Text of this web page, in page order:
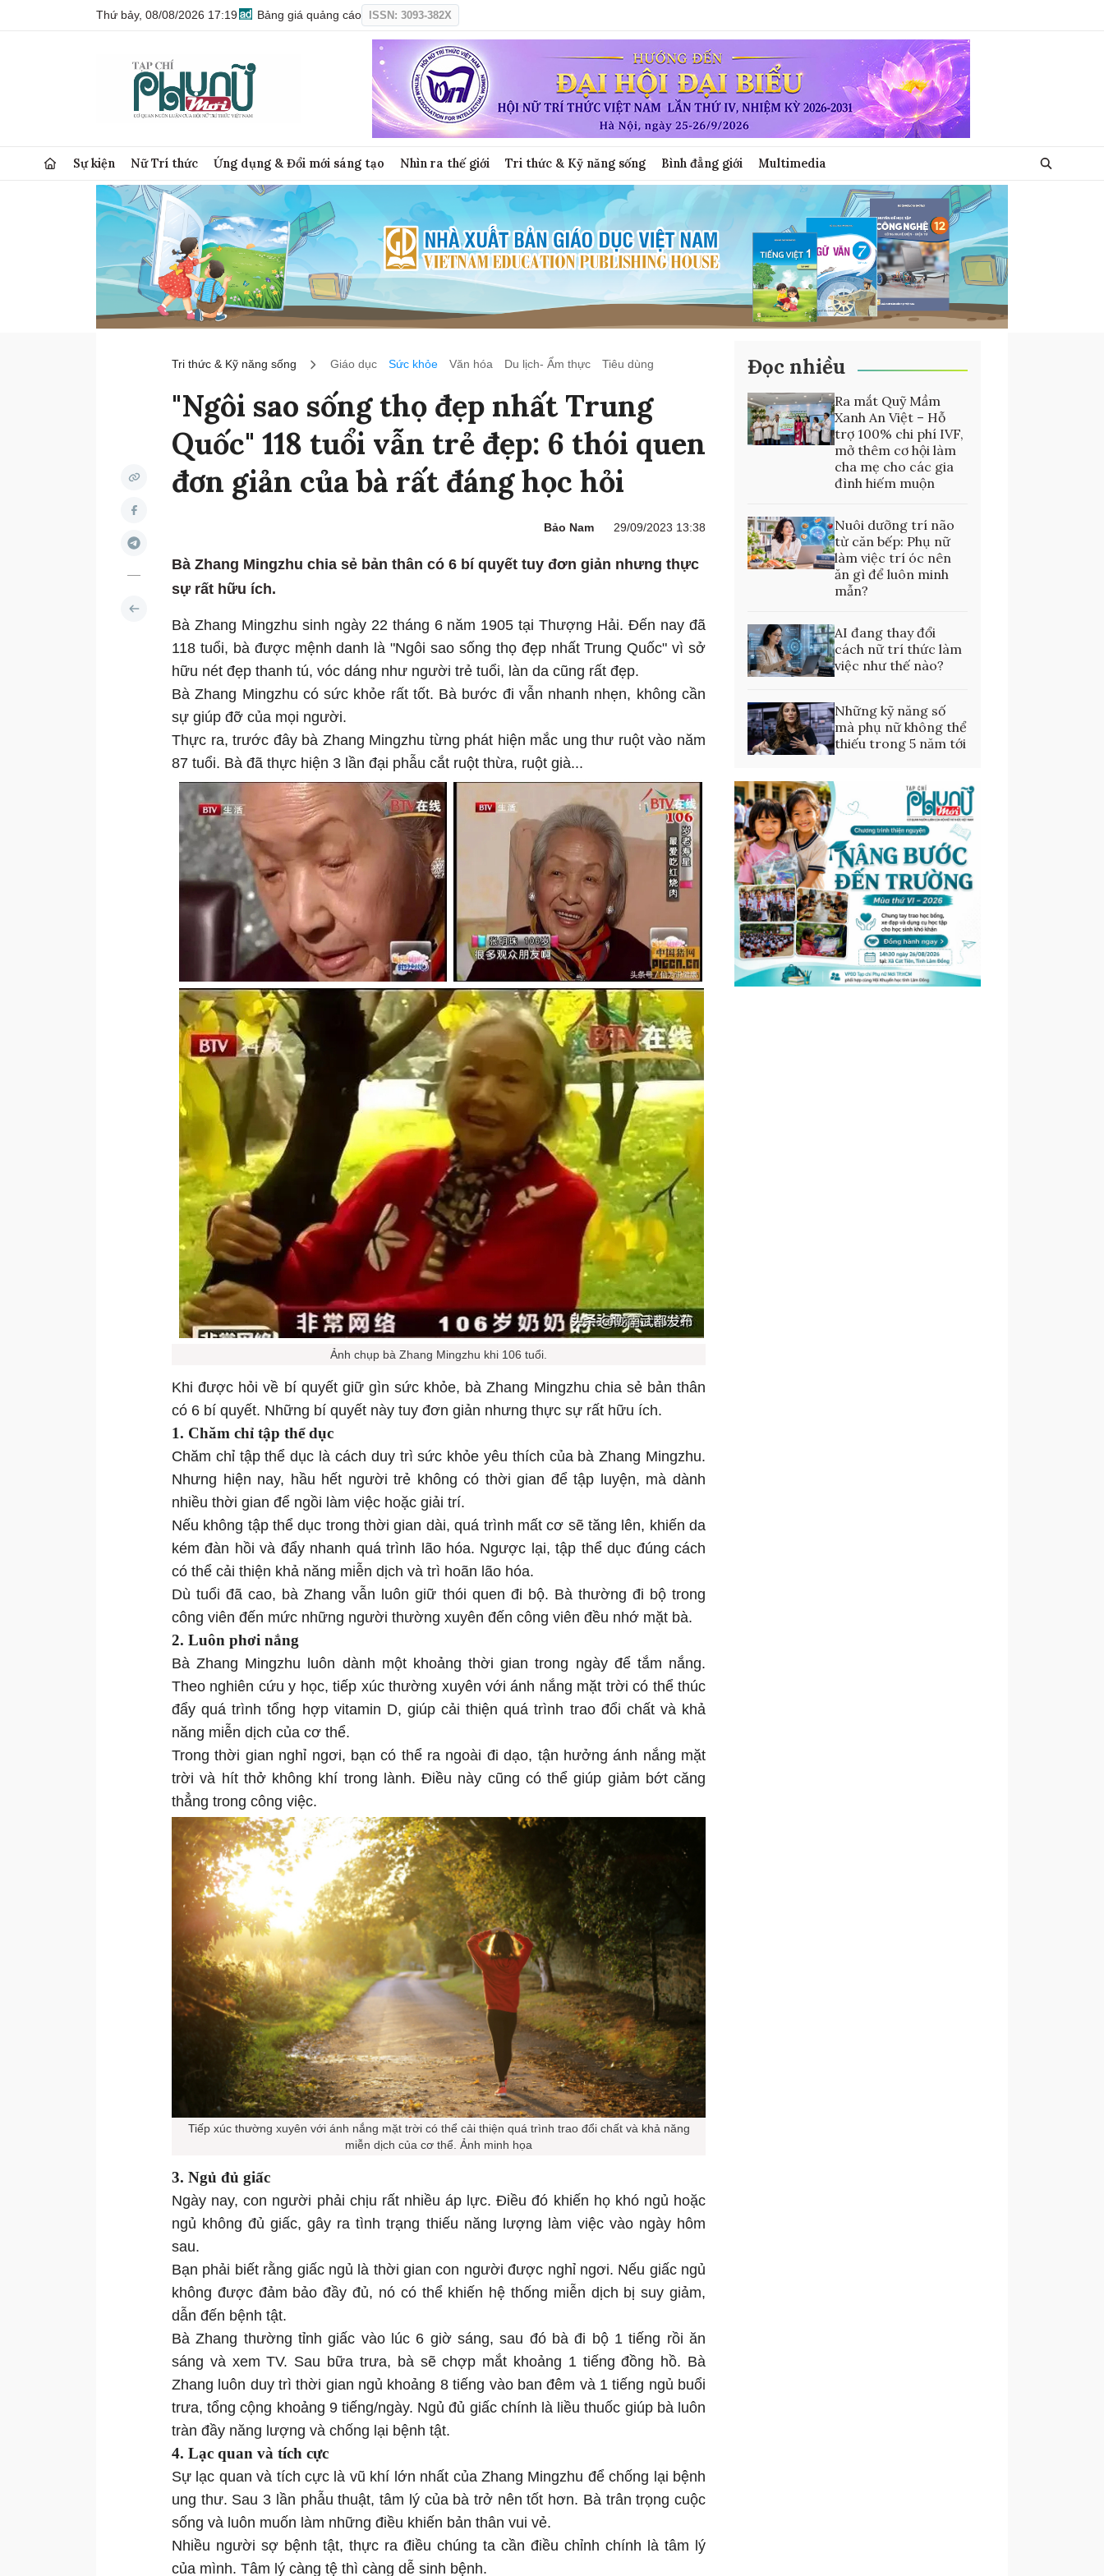
Thứ bảy, 08/08/2026 17:19 Bảng giá quảng cáo ISSN: 3093-382X
Sự kiện Nữ Trí thức Ứng dụng & Đổi mới sáng tạo Nhìn ra thế giới Tri thức & Kỹ năng sống Bình đẳng giới Multimedia
Tri thức & Kỹ năng sống Giáo dục Sức khỏe Văn hóa Du lịch- Ẩm thực Tiêu dùng
"Ngôi sao sống thọ đẹp nhất Trung
Quốc" 118 tuổi vẫn trẻ đẹp: 6 thói quen
đơn giản của bà rất đáng học hỏi
Bảo Nam 29/09/2023 13:38
Bà Zhang Mingzhu chia sẻ bản thân có 6 bí quyết tuy đơn giản nhưng thực
sự rất hữu ích.
Bà Zhang Mingzhu sinh ngày 22 tháng 6 năm 1905 tại Thượng Hải. Đến nay đã
118 tuổi, bà được mệnh danh là "Ngôi sao sống thọ đẹp nhất Trung Quốc" vì sở
hữu nét đẹp thanh tú, vóc dáng như người trẻ tuổi, làn da cũng rất đẹp.
Bà Zhang Mingzhu có sức khỏe rất tốt. Bà bước đi vẫn nhanh nhẹn, không cần
sự giúp đỡ của mọi người.
Thực ra, trước đây bà Zhang Mingzhu từng phát hiện mắc ung thư ruột vào năm
87 tuổi. Bà đã thực hiện 3 lần đại phẫu cắt ruột thừa, ruột già...
Ảnh chụp bà Zhang Mingzhu khi 106 tuổi.
Khi được hỏi về bí quyết giữ gìn sức khỏe, bà Zhang Mingzhu chia sẻ bản thân
có 6 bí quyết. Những bí quyết này tuy đơn giản nhưng thực sự rất hữu ích.
1. Chăm chỉ tập thể dục
Chăm chỉ tập thể dục là cách duy trì sức khỏe yêu thích của bà Zhang Mingzhu.
Nhưng hiện nay, hầu hết người trẻ không có thời gian để tập luyện, mà dành
nhiều thời gian để ngồi làm việc hoặc giải trí.
Nếu không tập thể dục trong thời gian dài, quá trình mất cơ sẽ tăng lên, khiến da
kém đàn hồi và đẩy nhanh quá trình lão hóa. Ngược lại, tập thể dục đúng cách
có thể cải thiện khả năng miễn dịch và trì hoãn lão hóa.
Dù tuổi đã cao, bà Zhang vẫn luôn giữ thói quen đi bộ. Bà thường đi bộ trong
công viên đến mức những người thường xuyên đến công viên đều nhớ mặt bà.
2. Luôn phơi nắng
Bà Zhang Mingzhu luôn dành một khoảng thời gian trong ngày để tắm nắng.
Theo nghiên cứu y học, tiếp xúc thường xuyên với ánh nắng mặt trời có thể thúc
đẩy quá trình tổng hợp vitamin D, giúp cải thiện quá trình trao đổi chất và khả
năng miễn dịch của cơ thể.
Trong thời gian nghỉ ngơi, bạn có thể ra ngoài đi dạo, tận hưởng ánh nắng mặt
trời và hít thở không khí trong lành. Điều này cũng có thể giúp giảm bớt căng
thẳng trong công việc.
Tiếp xúc thường xuyên với ánh nắng mặt trời có thể cải thiện quá trình trao đổi chất và khả năng
miễn dịch của cơ thể. Ảnh minh họa
3. Ngủ đủ giấc
Ngày nay, con người phải chịu rất nhiều áp lực. Điều đó khiến họ khó ngủ hoặc
ngủ không đủ giấc, gây ra tình trạng thiếu năng lượng làm việc vào ngày hôm
sau.
Bạn phải biết rằng giấc ngủ là thời gian con người được nghỉ ngơi. Nếu giấc ngủ
không được đảm bảo đầy đủ, nó có thể khiến hệ thống miễn dịch bị suy giảm,
dẫn đến bệnh tật.
Bà Zhang thường tỉnh giấc vào lúc 6 giờ sáng, sau đó bà đi bộ 1 tiếng rồi ăn
sáng và xem TV. Sau bữa trưa, bà sẽ chợp mắt khoảng 1 tiếng đồng hồ. Bà
Zhang luôn duy trì thời gian ngủ khoảng 8 tiếng vào ban đêm và 1 tiếng ngủ buổi
trưa, tổng cộng khoảng 9 tiếng/ngày. Ngủ đủ giấc chính là liều thuốc giúp bà luôn
tràn đầy năng lượng và chống lại bệnh tật.
4. Lạc quan và tích cực
Sự lạc quan và tích cực là vũ khí lớn nhất của Zhang Mingzhu để chống lại bệnh
ung thư. Sau 3 lần phẫu thuật, tâm lý của bà trở nên tốt hơn. Bà trân trọng cuộc
sống và luôn muốn làm những điều khiến bản thân vui vẻ.
Nhiều người sợ bệnh tật, thực ra điều chúng ta cần điều chỉnh chính là tâm lý
của mình. Tâm lý càng tệ thì càng dễ sinh bệnh.
Đọc nhiều
Ra mắt Quỹ Mầm
Xanh An Việt – Hỗ
trợ 100% chi phí IVF,
mở thêm cơ hội làm
cha mẹ cho các gia
đình hiếm muộn
Nuôi dưỡng trí não
từ căn bếp: Phụ nữ
làm việc trí óc nên
ăn gì để luôn minh
mẫn?
AI đang thay đổi
cách nữ trí thức làm
việc như thế nào?
Những kỹ năng số
mà phụ nữ không thể
thiếu trong 5 năm tới